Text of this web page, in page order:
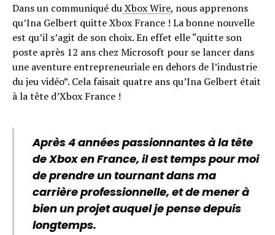
Dans un communiqué duXbox Wire, nous apprenons
qu’Ina Gelbert quitte Xbox France ! La bonne nouvelle
est qu’il s’agit de son choix. En effet elle “quitte son
poste après 12 ans chez Microsoft pour se lancer dans
une aventure entrepreneuriale en dehors de l’industrie
du jeu vidéo”. Cela faisait quatre ans qu’Ina Gelbert était
à la tête d’Xbox France !
Après 4 années passionnantes à la tête
de Xbox en France, il est temps pour moi
de prendre un tournant dans ma
carrière professionnelle, et de mener à
bien un projet auquel je pense depuis
longtemps.
Flipboard
Reddit
Pinterest
Whatsapp